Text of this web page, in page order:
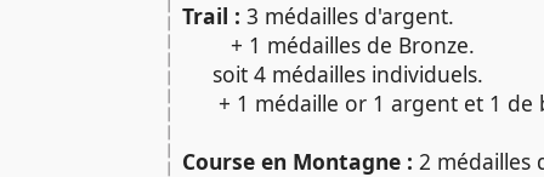
Trail : 3 médailles d'argent.
+ 1 médailles de Bronze.
soit 4 médailles individuels.
+ 1 médaille or 1 argent et 1 de
Course en Montagne : 2 médailles